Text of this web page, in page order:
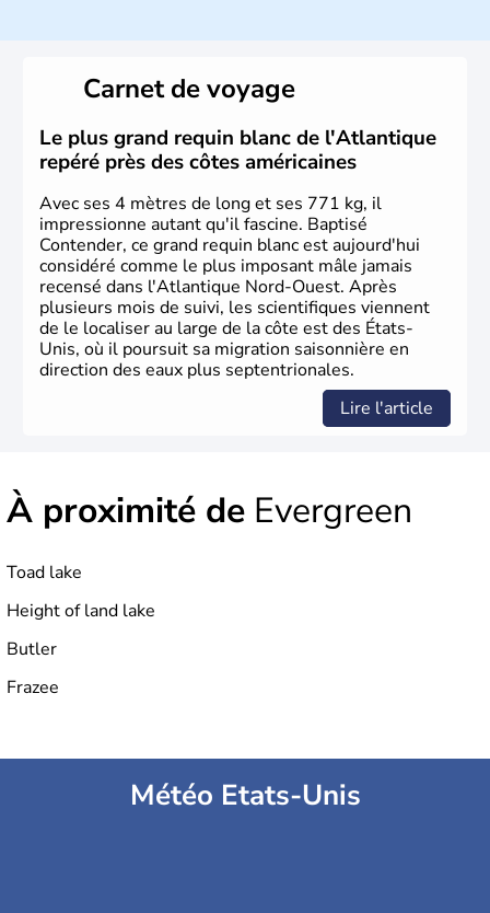
Plusieurs populations se sont succédées avant l'arrivée
des européens, suite à la découverte du continent par
Christophe Colomb en 1492. Les 13 colonies
britanniques proclament la Déclaration d'indépendance
en 1776 et adoptent leur première constitution en 1787.
La conquête de l'Ouest marque ensuite l'entrée dans une
phase de développement intense.
Carnet de voyage
Le plus grand requin blanc de l'Atlantique
repéré près des côtes américaines
Avec ses 4 mètres de long et ses 771 kg, il
impressionne autant qu'il fascine. Baptisé
Contender, ce grand requin blanc est aujourd'hui
considéré comme le plus imposant mâle jamais
recensé dans l'Atlantique Nord-Ouest. Après
plusieurs mois de suivi, les scientifiques viennent
de le localiser au large de la côte est des États-
Unis, où il poursuit sa migration saisonnière en
direction des eaux plus septentrionales.
Lire l'article
À proximité de Evergreen
Toad lake
Height of land lake
Butler
Frazee
Météo Etats-Unis